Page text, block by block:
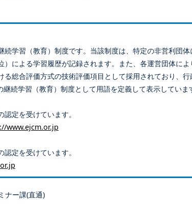
学習（教育）制度です。当該制度は、特定の非営利団
による学習履歴が記録されます。また、各運営団体に
総合評価方式の技術評価項目として採用されており、
続学習（教育）制度として用語を定義して表示していま
定を受けています。
www.ejcm.or.jp
定を受けています。
ー課(直通)